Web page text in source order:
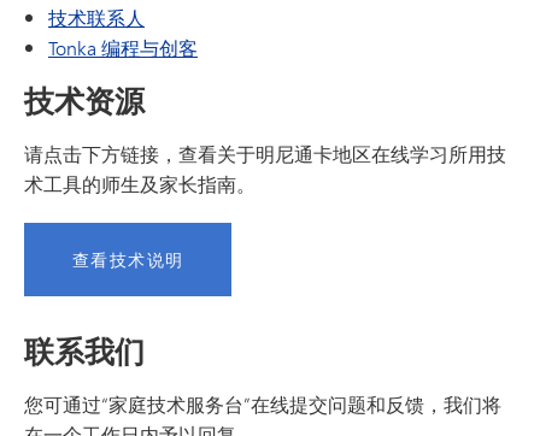
技术联系人
Tonka 编程与创客
技术资源
请点击下方链接，查看关于明尼通卡地区在线学习所用技
术工具的师生及家长指南。
查看技术说明
联系我们
您可通过“家庭技术服务台”在线提交问题和反馈，我们将